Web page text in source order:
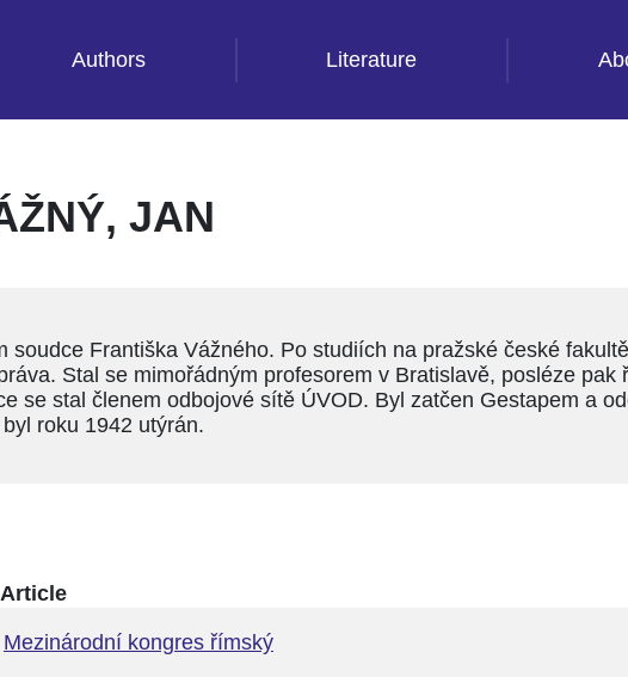
Authors Literature
JAN
soudce Františka Vážného. Po studiích na pražské české
Stal se mimořádným profesorem v Bratislavě, posléze pak
se stal členem odbojové sítě ÚVOD. Byl zatčen Gestapem a
roku 1942 utýrán.
Article
Mezinárodní kongres římský